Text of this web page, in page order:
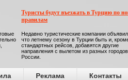
Туристы будут въезжать в Турцию по
правилам
Недавно туристические компании
что летнему сезону в Турции быть и,
стандартных рейсов, добавятся другие
направления с вылетом из разных городов
России.
Реклама Контакты